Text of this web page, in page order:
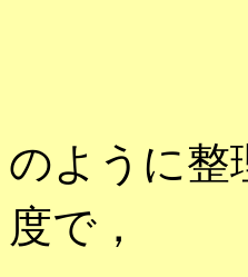
のように整
度で，